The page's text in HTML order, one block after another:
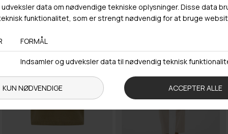
SALE -30% SALE -50%